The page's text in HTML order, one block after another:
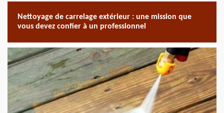
Nettoyage de carrelage extérieur : une mission que
vous devez confier à un professionnel